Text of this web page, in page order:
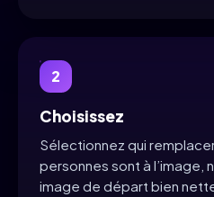
2
Choisissez
Sélectionnez qui
personnes sont à l’image,
image de départ bien